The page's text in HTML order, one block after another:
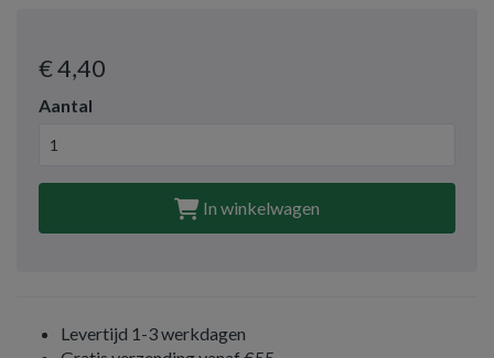
€ 4,40
Aantal
In winkelwagen
Levertijd 1-3 werkdagen